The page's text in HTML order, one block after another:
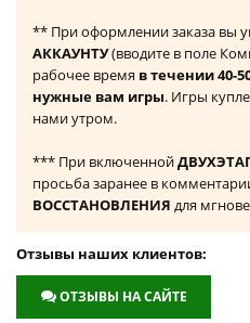
** При оформлении заказа вы
АККАУНТУ(вводите в поле
рабочее время в течении 40-
нужные вам игры. Игры
нами утром.
*** При включенной
просьба заранее в
ВОССТАНОВЛЕНИЯ для
Отзывы наших клиентов:
ОТЗЫВЫ НА САЙТЕ